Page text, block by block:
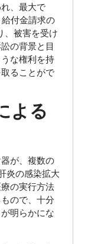
、最大で
付金請求の
、被害を受け
の背景と目
な権利を持
ることがで
よる
が、複数の
炎の感染拡大
の実行方法
ので、十分
明らかにな